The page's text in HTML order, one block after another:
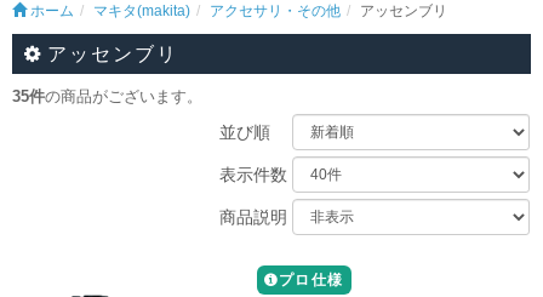
ホーム マキタ(makita) アクセサリ・その他 アッセンブリ
アッセンブリ
35件の商品がございます。
並び順
表示件数
商品説明
プロ仕様